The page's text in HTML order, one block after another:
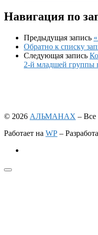
Навигация по
Предыдущая запись
Обратно к списку
Следующая запись
2-й младшей группы
© 2026 АЛЬМАНАХ –
Работает на WP –